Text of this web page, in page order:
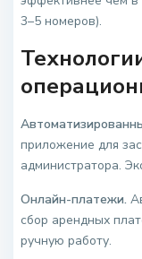
3–5 номеров).
приложение для
администратора.
Онлайн-платежи.
сбор арендных
ручную работу.